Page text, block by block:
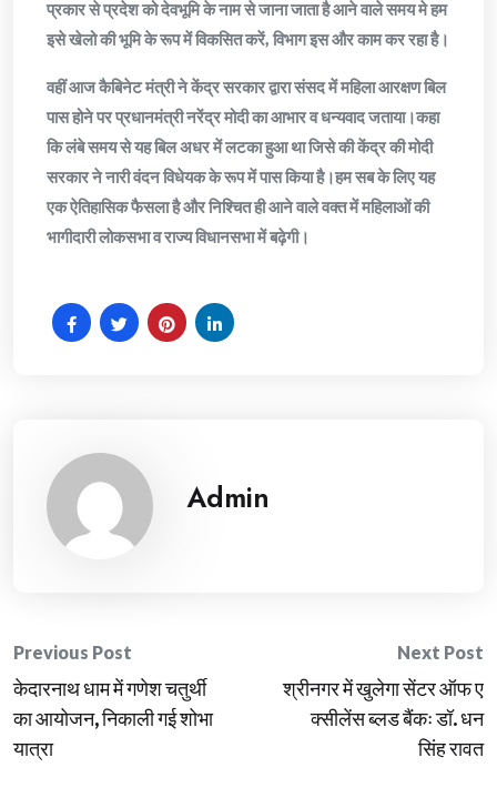
प्रकार से प्रदेश को देवभूमि के नाम से जाना जाता है आने वाले समय मे हम
इसे खेलो की भूमि के रूप में विकसित करें, विभाग इस और काम कर रहा है।
वहीं आज कैबिनेट मंत्री ने केंद्र सरकार द्वारा संसद में महिला आरक्षण बिल
पास होने पर प्रधानमंत्री नरेंद्र मोदी का आभार व धन्यवाद जताया।कहा
कि लंबे समय से यह बिल अधर में लटका हुआ था जिसे की केंद्र की मोदी
सरकार ने नारी वंदन विधेयक के रूप में पास किया है।हम सब के लिए यह
एक ऐतिहासिक फैसला है और निश्चित ही आने वाले वक्त में महिलाओं की
भागीदारी लोकसभा व राज्य विधानसभा में बढ़ेगी।
Admin
Post
navigation
Previous Post
केदारनाथ धाम में गणेश चतुर्थी
का आयोजन, निकाली गई शोभा
यात्रा
Next Post
श्रीनगर में खुलेगा सेंटर ऑफ ए
क्सीलेंस ब्लड बैंकः डॉ. धन
सिंह रावत